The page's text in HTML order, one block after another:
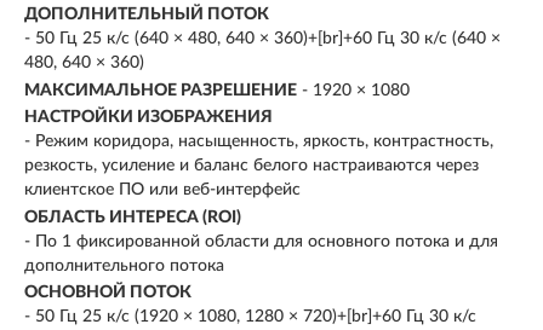
ДОПОЛНИТЕЛЬНЫЙ ПОТОК
- 50 Гц 25 к/с (640 × 480, 640 × 360)+[br]+60 Гц 30 к/с (640 ×
480, 640 × 360)
МАКСИМАЛЬНОЕ РАЗРЕШЕНИЕ - 1920 × 1080
НАСТРОЙКИ ИЗОБРАЖЕНИЯ
- Режим коридора, насыщенность, яркость, контрастность,
резкость, усиление и баланс белого настраиваются через
клиентское ПО или веб-интерфейс
ОБЛАСТЬ ИНТЕРЕСА (ROI)
- По 1 фиксированной области для основного потока и для
дополнительного потока
ОСНОВНОЙ ПОТОК
- 50 Гц 25 к/с (1920 × 1080, 1280 × 720)+[br]+60 Гц 30 к/с